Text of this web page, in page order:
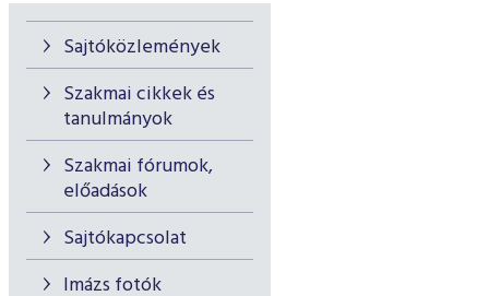
Sajtóközlemények
Szakmai cikkek és
tanulmányok
Szakmai fórumok,
előadások
Sajtókapcsolat
Imázs fotók